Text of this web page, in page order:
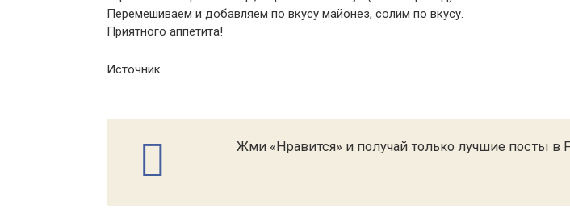
Перемешиваем и добавляем по вкусу майонез, солим по вкусу.
Приятного аппетита!
Источник
Жми «Нравится» и получай только лучшие посты в